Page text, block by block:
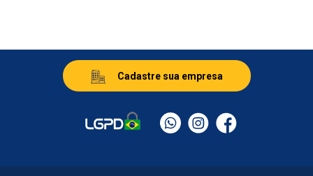
Cadastre sua empresa